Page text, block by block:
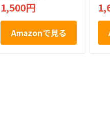
1,500円
Amazonで見る